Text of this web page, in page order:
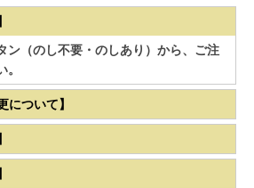
ン（のし不要・のしあり）から、ご注
について】